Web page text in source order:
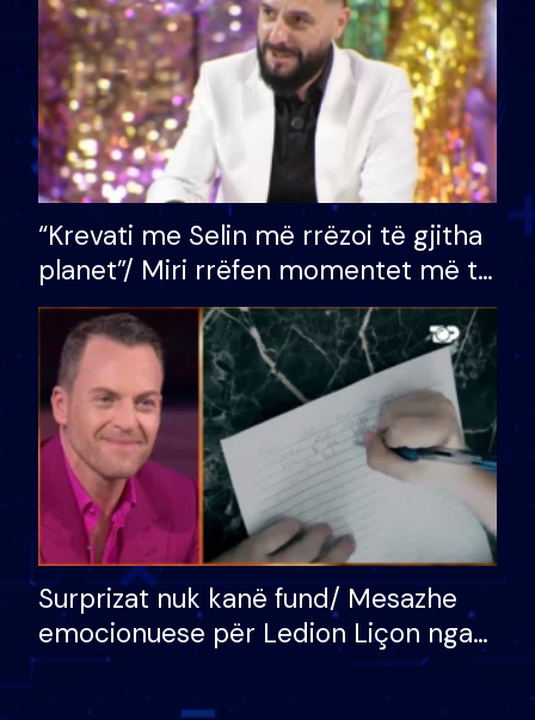
“Krevati me Selin më rrëzoi të gjitha
planet”/ Miri rrëfen momentet më të
bukura në shtëpinë e BB VIP: Do më
mungojë zilja e mëngjesit kur…
Surprizat nuk kanë fund/ Mesazhe
emocionuese për Ledion Liçon nga
nëna dhe fëmijët e tij, moderatori
nuk i mban dot lotët: Nuk meritoj…